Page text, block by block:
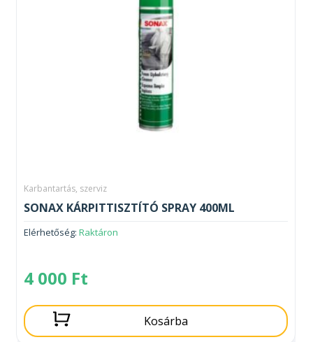
Karbantartás, szerviz
SONAX KÁRPITTISZTÍTÓ SPRAY 400ML
Elérhetőség: Raktáron
4 000 Ft
Kosárba